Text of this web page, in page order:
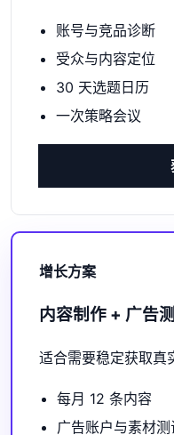
账号与竞品诊断
受众与内容定位
30 天选题日历
一次策略会议
增长方案
内容制作 + 广告
适合需要稳定获取真
每月 12 条内容
广告账户与素材测